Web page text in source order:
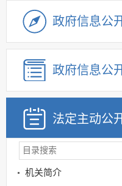
政府信息公
政府信息公
法定主动公
机关简介